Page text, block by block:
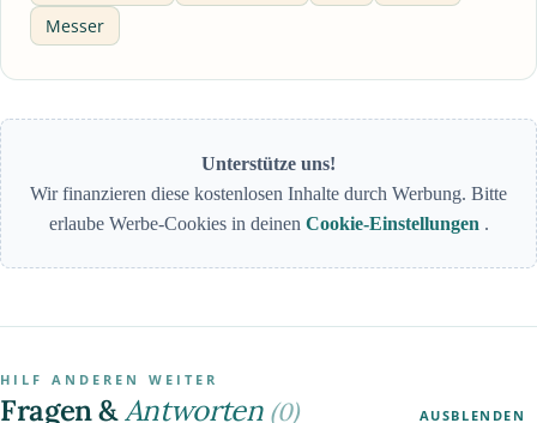
Messer
Unterstütze uns!
Wir finanzieren diese kostenlosen Inhalte durch Werbung. Bitte
erlaube Werbe-Cookies in deinen Cookie-Einstellungen .
HILF ANDEREN WEITER
Fragen &Antworten (0) AUSBLENDEN